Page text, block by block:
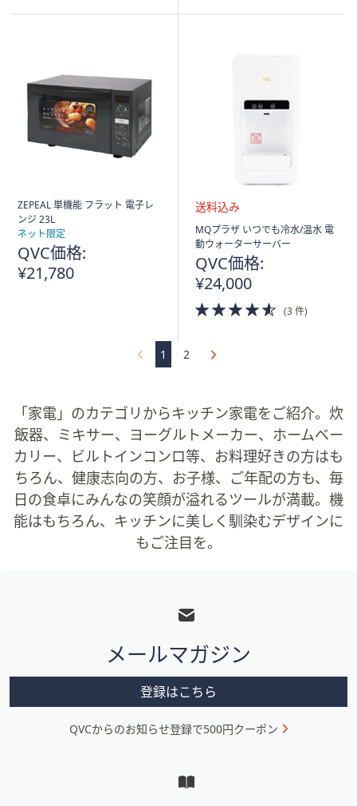
ZEPEAL 単機能 フラット 電子レ
ンジ 23L
ネット限定
QVC価格:
¥21,780
送
料
み
MQプラザ いつでも冷水/温水 電
動ウォーターサーバー
QVC価格:
¥24,000
4.5
of
(3 件)
1 2
「家電」のカテゴリからキッチン家電をご紹介。炊
飯器、ミキサー、ヨーグルトメーカー、ホームベー
カリー、ビルトインコンロ等、お料理好きの方はも
ちろん、健康志向の方、お子様、ご年配の方も、毎
日の食卓にみんなの笑顔が溢れるツールが満載。機
能はもちろん、キッチンに美しく馴染むデザインに
もご注目を。
メ
ニ
メールマガジン
登録はこちら
QVCからのお知らせ登録で500円クーポン